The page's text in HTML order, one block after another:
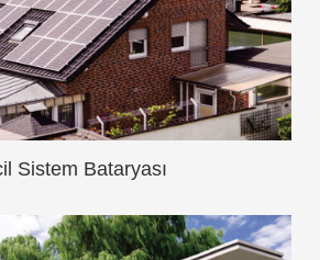
Sistem Bataryası